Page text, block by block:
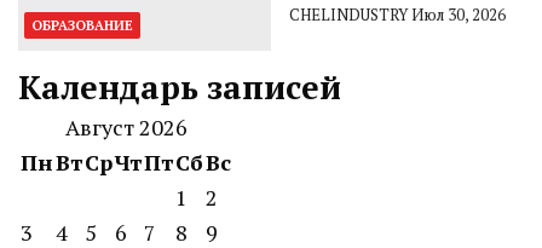
ОБРАЗОВАНИЕ CHELINDUSTRYИюл 30, 2026
Календарь записей
Август 2026
ПнВтСрЧтПтСбВс
1
2
3
4 5 6 7 8
9